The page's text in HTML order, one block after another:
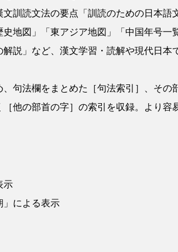
訓読文法の要点「訓読のための日本語
地図」「東アジア地図」「中国年号一
説」など、漢文学習・読解や現代日本
、句法欄をまとめた［句法索引］、その
他の部首の字］の索引を収録。より容
示
」による表示